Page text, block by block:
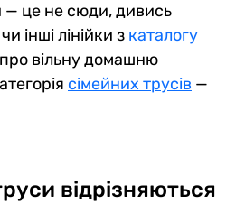
— це не сюди, дивись
чи інші лінійки з каталогу
вільну домашню
сімейних трусів —
відрізняються